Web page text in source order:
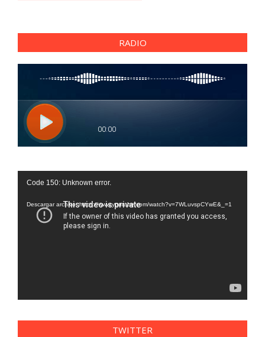
RADIO
Reproductor
vídeo
Code 150: Unknown error.
Descargar archivo: https://www.youtube.com/watch?v=7WLuvspCYwE&_=1
TWITTER